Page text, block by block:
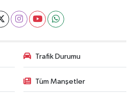
Trafik Durumu
Tüm Manşetler